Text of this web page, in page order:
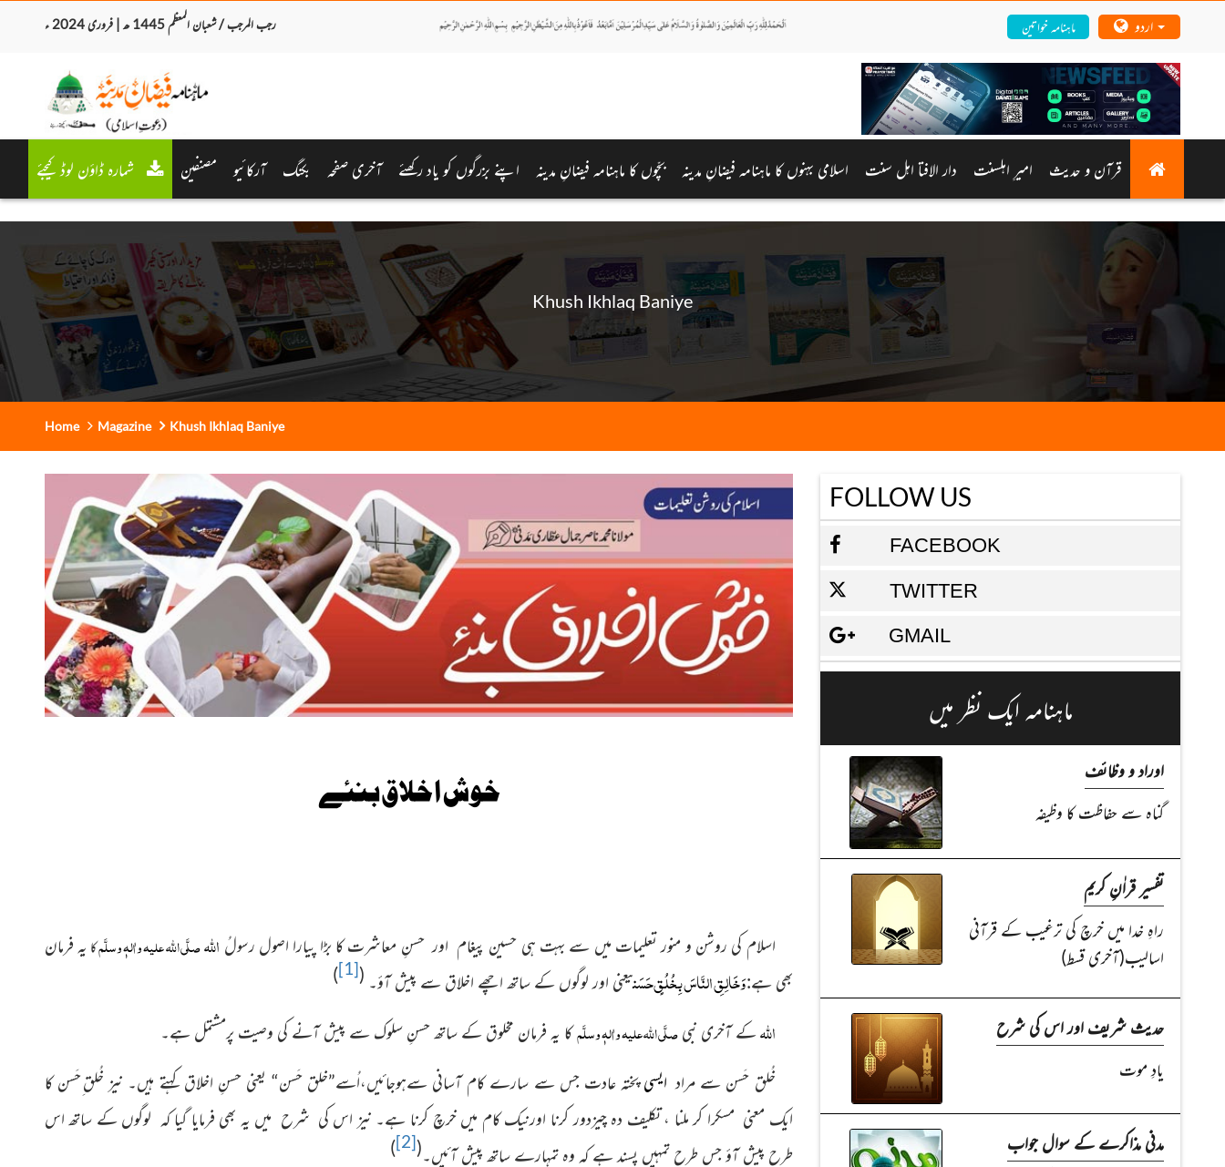
رجب المرجب / شعبان المعظم 1445 ھ | فروری 2024 ء ماہنامہ خواتین
قرآن و حدیث امیرِ اہلسنت دار الافتا اہل سنت اسلامی بہنوں کا ماہنامہ فیضانِ مدینہ بچّوں کا ماہنامہ فیضانِ مدینہ اپنے بزرگوں کو یاد رکھئے آخری صفحہ بکنگ آرکائیو مصنفین شمارہ ڈاؤن لوڈ کیجئے
Khush Ikhlaq Baniye
Home Magazine Khush Ikhlaq Baniye
خوش اخلاق بنئے
اسلام کی روشن و منور تعلیمات میں سے بہت ہی حسین پیغام اور حسنِ معاشرت کا بڑا پیارا اصول رسولُ اللہصلَّی اللہ علیہ واٰلہٖ وسلَّمکا یہ فرمان
بھی ہے:وَخَالِقِ النَّاسَ بِخُلُقٍ حَسَنیعنی اور لوگوں کے ساتھ اچھے اخلاق سے پیش آؤ۔ (
[1]
)
اللہکے آخری نبیصلَّی اللہ علیہ واٰلہٖ وسلَّمکا یہ فرمان مخلوق کے ساتھ حسنِ سلوک سے پیش آنے کی وصیت پرمشتمل ہے۔
خُلق حَسن سے مراد ایسی پختہ عادت جس سے سارے کام آسانی سےہوجائیں،اُسے”خلق حَسن“ یعنی حسنِ اخلاق کہتے ہیں۔ نیز خُلق ِحَسن کا
ایک معنی مسکرا کر ملنا ، تکلیف دہ چیزدور کرنا اورنیک کام میں خرچ کرنا ہے۔ نیز اس کی شرح میں یہ بھی فرمایا گیا کہ لوگوں کے ساتھ اس
طرح پیش آؤ جس طرح تمہیں پسند ہے کہ وہ تمہارے ساتھ پیش آئیں۔(
[2]
)
FOLLOW US
FACEBOOK
TWITTER
GMAIL
ماہنامہ ایک نظر میں
اوراد و وظائف
گناہ سے حفاظت کا وظیفہ
تفسیر قراٰنِ کریم
راہِ خدا میں خرچ کی ترغیب کے قرآنی
اسالیب(آخری قسط)
حدیث شریف اور اس کی شرح
یادِ موت
مدنی مذاکرے کے سوال جواب